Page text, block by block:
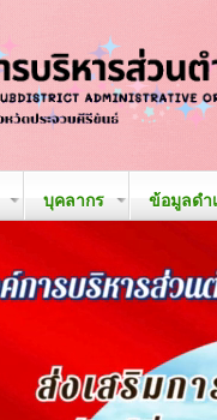
บุคลากร ข้อมูลดำ